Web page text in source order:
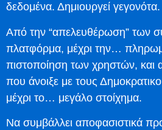
δεδομένα. Δημιουργεί γεγονότα.
Από την “απελευθέρωση” των
πλατφόρμα, μέχρι την…
πιστοποίηση των χρηστών, και
που άνοιξε με τους
μέχρι το… μεγάλο στοίχημα.
Να συμβάλλει αποφασιστικά